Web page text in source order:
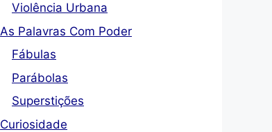
Violência Urbana
As Palavras Com Poder
Fábulas
Parábolas
Superstições
Curiosidade